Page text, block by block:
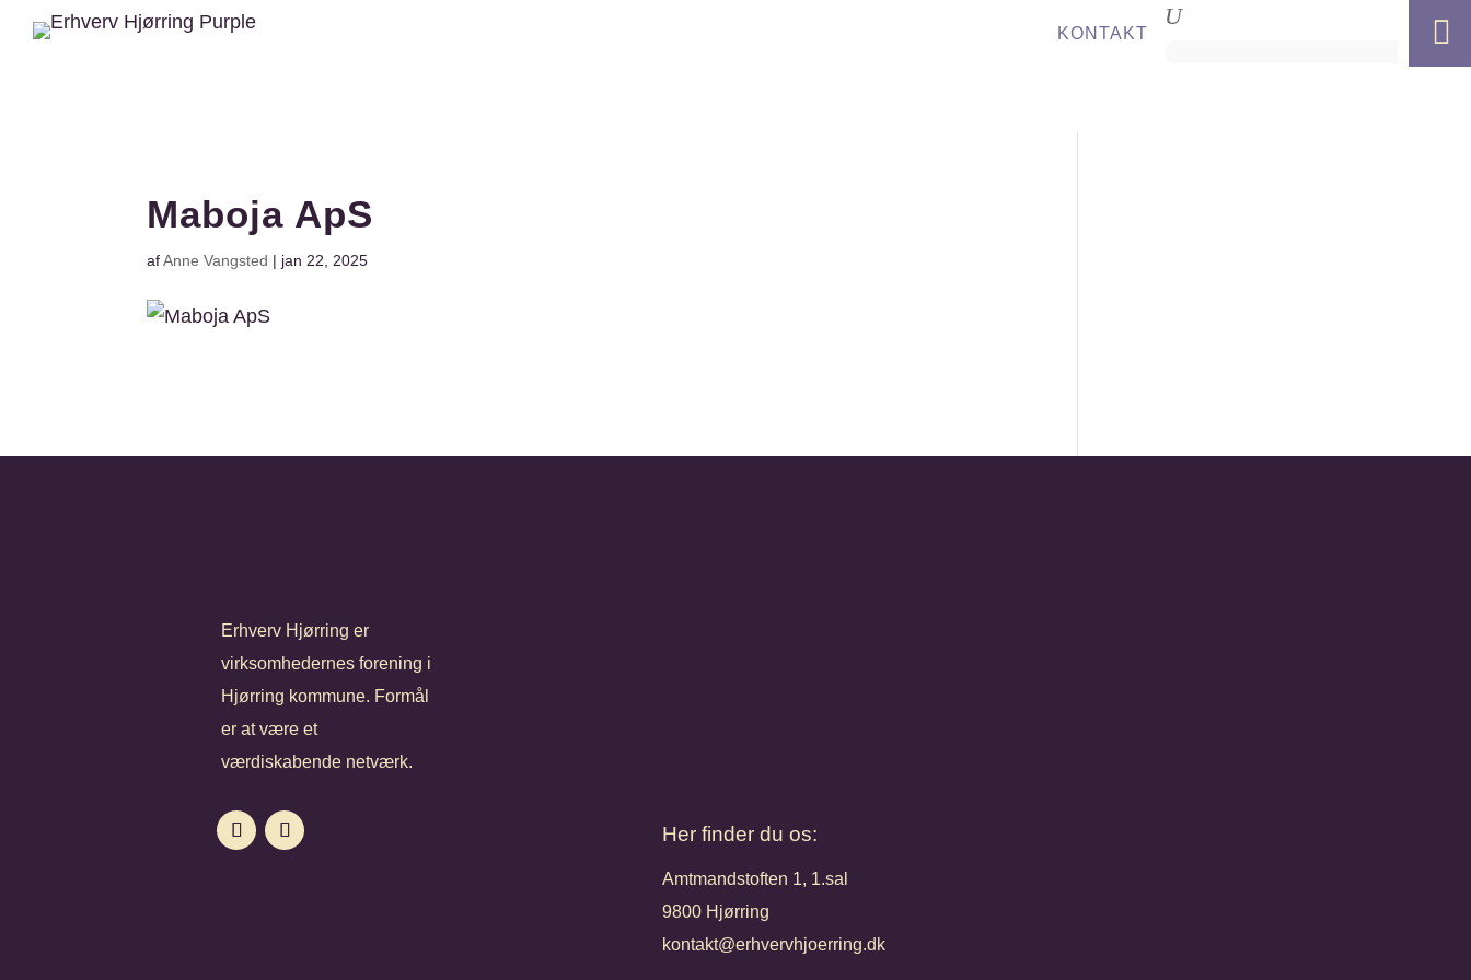
KONTAKT 
Maboja ApS
afAnne Vangsted | jan 22, 2025
Erhverv Hjørring er
virksomhedernes forening i
Hjørring kommune. Formål
er at være et
værdiskabende netværk.
Her finder du os:
Amtmandstoften 1, 1.sal
9800 Hjørring
kontakt@erhvervhjoerring.dk